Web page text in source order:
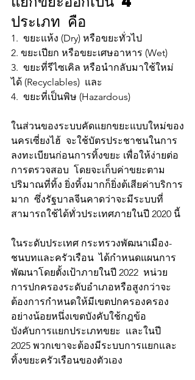
ประเภท คือ
1.  ขยะแห้ง (Dry) หรือขยะทั่วไป
2. ขยะเปียก หรือขยะเศษอาหาร (Wet)
3.  ขยะที่รีไซเคิล หรือนำกลับมาใช้ใหม่
ได้ (Recyclables)  และ
4.  ขยะที่เป็นพิษ (Hazardous)
ในส่วนของระบบคัดแยกขยะแบบใหม่ของ
นครเซี่ยงไฮ้  จะใช้บัตรประชาชนในการ
ลงทะเบียนก่อนการทิ้งขยะ เพื่อให้ง่ายต่อ
การตรวจสอบ  โดยจะเก็บค่าขยะตาม
ปริมาณที่ทิ้ง ยิ่งทิ้งมากก็ยิ่งต้เสียค่าบริการ
มาก  ซึ่งรัฐบาลจีนคาดว่าจะมีระบบที่
สามารถใช้ได้ทั่วประเทศภายในปี 2020 นี้
ในระดับประเทศ กระทรวงพัฒนาเมือง-
ชนบทและครัวเรือน  ได้กำหนดแผนการ
พัฒนาโดยตั้งเป้าภายในปี 2022  หน่วย
การปกครองระดับอำเภอหรือสูงกว่าจะ
ต้องการกำหนดให้มีเขตปกครองครอง
อย่างน้อยหนึ่งเขตบังคับใช้กฎข้อ
บังคับการแยกประเภทขยะ  และในปี
2025 พวกเขาจะต้องมีระบบการแยกและ
ทิ้งขยะครัวเรือนของตัวเอง